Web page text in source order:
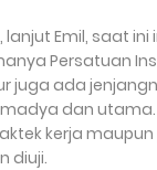
lanjut Emil, saat ini
Persatuan
juga ada
dan utama.
kerja
diuji.